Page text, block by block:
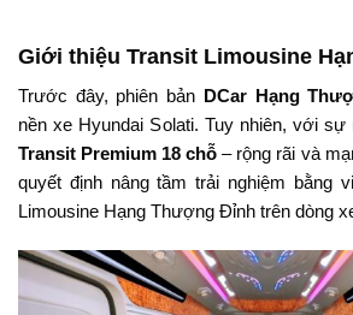
Giới thiệu Transit Limousine
Trước đây, phiên bản DCar Hạng
nền xe Hyundai Solati. Tuy nhiên, với
Transit Premium 18 chỗ – rộng rãi và
quyết định nâng tầm trải nghiệm bằng
Limousine Hạng Thượng Đỉnh trên dòng